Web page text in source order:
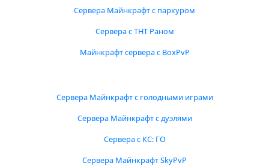
Сервера Майнкрафт с паркуром
Сервера с ТНТ Раном
Майнкрафт сервера с BoxPvP
Сервера Майнкрафт с голодными играми
Сервера Майнкрафт с дуэлями
Сервера с КС: ГО
Сервера Майнкрафт SkyPvP